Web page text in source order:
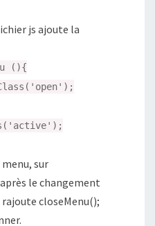
js ajoute la
(){
menu, sur
le changement
rajoute closeMenu();